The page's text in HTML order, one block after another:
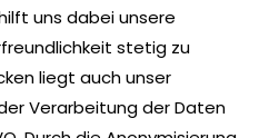
uns dabei unsere
stetig zu
liegt auch unser
Verarbeitung der Daten